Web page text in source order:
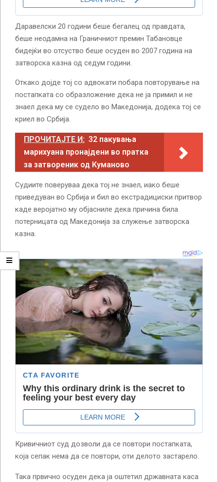
Даравелски 20 години беше бегалец од правдата,
беше неодамна на Граничниот премин Табановце
бидејќи во отсуство беше осуден во 2007 година на
затворска казна од седум години.
Откако дојде тој со адвокати побара повторување на
постапката со образложение дека не ја примил и не
знаел дека му се судело во Македонија, додека тој се
криел во Србија.
ПРОЧИТАЈТЕ И: 32 пакувања
марихуана пронајдени во пратка
за затвореник од Куманово
Судиите поверуваа дека тој не знаел, иако беше
приведуван во Србија и бил во екстрадициски притвор
каде веројатно му објасниле дека причина била
потерницата од Македонија за служење затворска
казна.
Кривичниот суд дозволи да се повтори постапката,
која сепак нема да се повтори, оти делото застарело.
Така првично осуден дека ја оштетил државната каса